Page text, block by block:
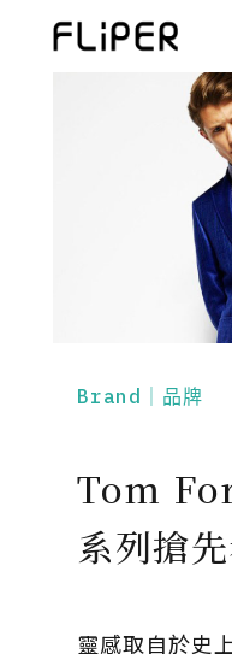
Brand｜品牌
Tom
系列搶
靈感取自於史